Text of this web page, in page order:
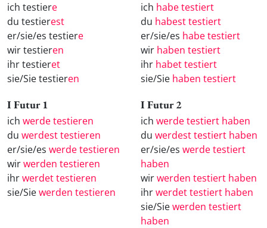
ich testiere
du testierest
er/sie/es testiere
wir testieren
ihr testieret
sie/Sie testieren
ich habe testiert
du habest testiert
er/sie/es habe testiert
wir haben testiert
ihr habet testiert
sie/Sie haben testiert
I Futur 1
ich werde testieren
du werdest testieren
er/sie/es werde testieren
wirwerden testieren
ihrwerdet testieren
sie/Siewerden testieren
I Futur 2
ich werde testiert haben
du werdest testiert haben
er/sie/es werde testiert
haben
wirwerden testiert haben
ihrwerdet testiert haben
sie/Siewerden testiert
haben